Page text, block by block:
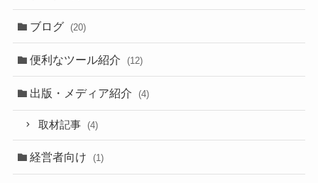
ブログ (20)
便利なツール紹介 (12)
出版・メディア紹介 (4)
取材記事 (4)
経営者向け (1)